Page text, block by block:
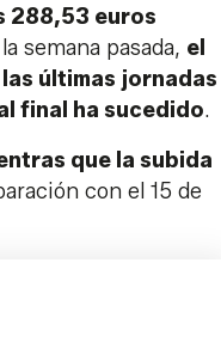
288,53 euros
semana pasada, el
últimas jornadas
final ha sucedido.
que la subida
con el 15 de